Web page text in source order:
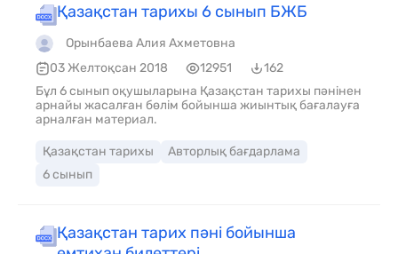
Қазақстан тарихы 6 сынып БЖБ
Орынбаева Алия Ахметовна
03 Желтоқсан 2018
12951
162
Бұл 6 сынып оқушыларына Қазақстан тарихы пәнінен
арнайы жасалған бөлім бойынша жиынтық бағалауға
арналған материал.
Қазақстан тарихы
Авторлық бағдарлама
6 сынып
Қазақстан тарих пәні бойынша